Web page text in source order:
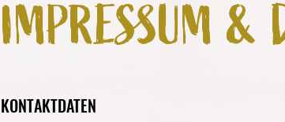
IMPRESSUM &
KONTAKTDATEN